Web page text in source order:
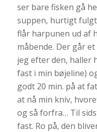
ser bare fisken gå
suppen, hurtigt
flår harpunen ud af
måbende. Der går
jeg efter den, haller
fast i min bøjeline)
godt 20 min. på at
at nå min kniv,
og så forfra… Til
fast. Ro på, den